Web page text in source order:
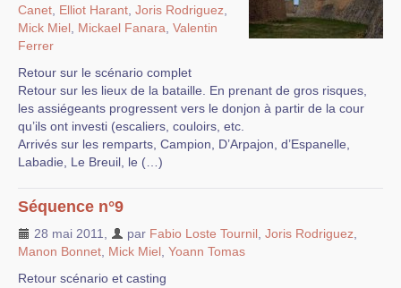
Canet Elliot Harant Joris Rodriguez
Mick Miel Mickael Fanara Valentin
Ferrer
Retour sur le scénario complet
Retour sur les lieux de la bataille. En prenant de gros risques,
les assiégeants progressent vers le donjon à partir de la cour
qu’ils ont investi (escaliers, couloirs, etc.
Arrivés sur les remparts, Campion, D’Arpajon, d’Espanelle,
Labadie, Le Breuil, le (…)
Séquence n°9
28 mai 2011 par Fabio Loste Tournil Joris Rodriguez
Manon Bonnet Mick Miel Yoann Tomas
Retour scénario et casting